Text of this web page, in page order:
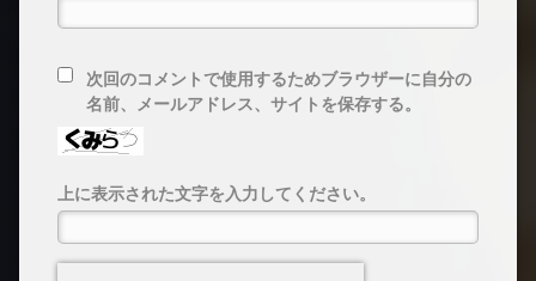
次回のコメントで使用するためブラウザーに自分の
名前、メールアドレス、サイトを保存する。
上に表示された文字を入力してください。